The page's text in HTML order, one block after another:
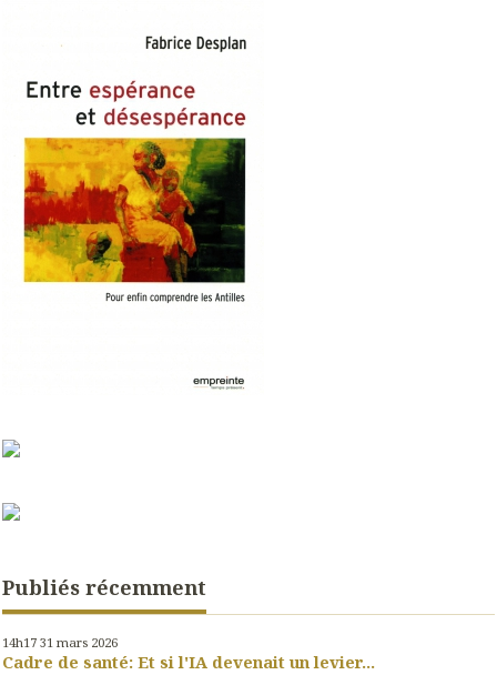
Publiés récemment
14h17 31 mars 2026
Cadre de santé: Et si l'IA devenait un levier...